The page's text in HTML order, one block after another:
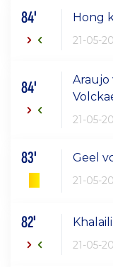
84' Hong
21-05-
84'
21-05-
83' Geel
21-05-
82'
21-05-